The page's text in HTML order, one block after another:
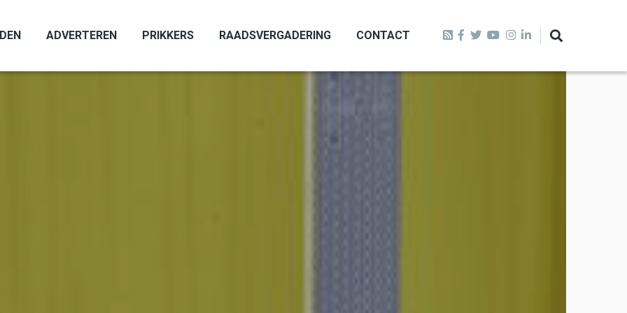
ADVERTEREN PRIKKERS RAADSVERGADERING CONTACT